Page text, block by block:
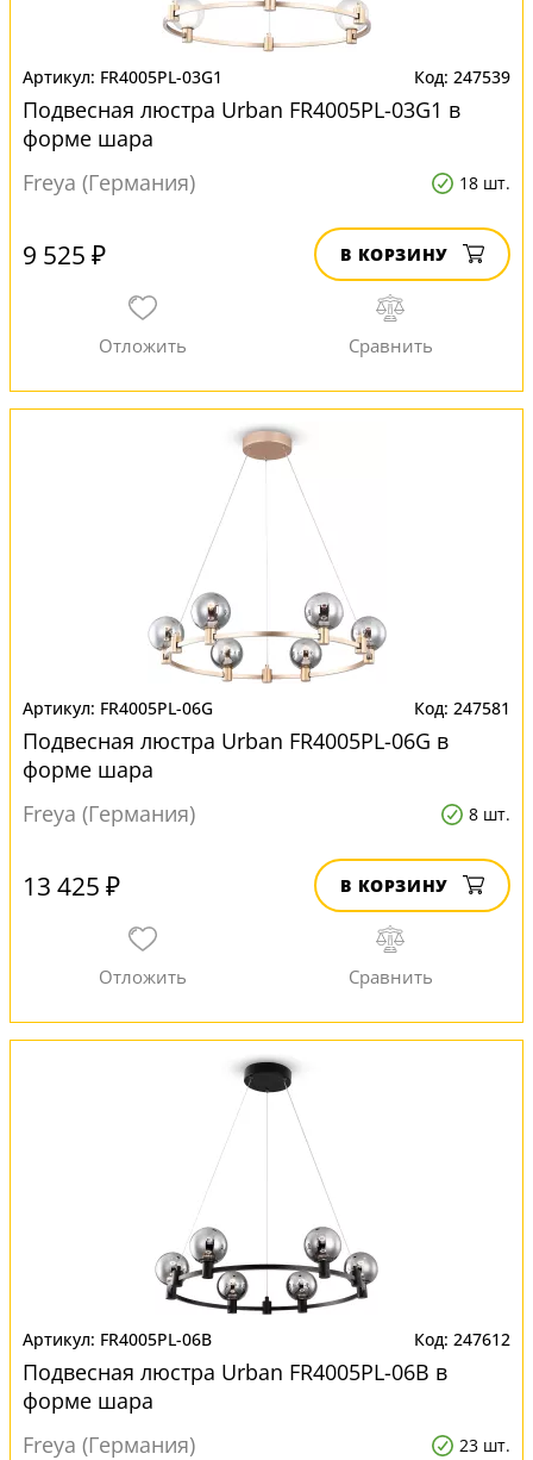
FR4005PL-03G1 247539
Подвесная люстра Urban FR4005PL-03G1 в
форме шара
Freya (Германия)
18 шт.
9 525 ₽ В КОРЗИНУ
FR4005PL-06G 247581
Подвесная люстра Urban FR4005PL-06G в
форме шара
Freya (Германия)
8 шт.
13 425 ₽ В КОРЗИНУ
FR4005PL-06B 247612
Подвесная люстра Urban FR4005PL-06B в
форме шара
Freya (Германия)
23 шт.